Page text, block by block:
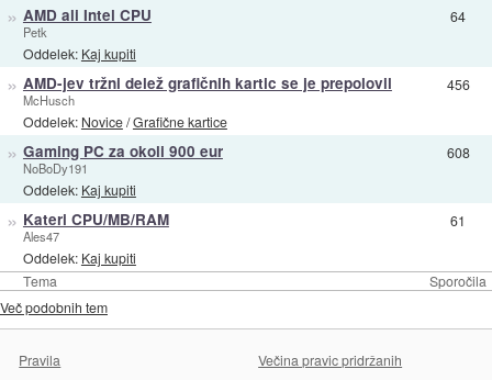
Tema Sporočila
» AMD ali Intel CPU
Petk
Oddelek: Kaj kupiti
64
» AMD-jev tržni delež grafičnih kartic se je prepolovil
McHusch
Oddelek: Novice/Grafične kartice
456
» Gaming PC za okoli 900 eur
NoBoDy191
Oddelek: Kaj kupiti
608
» Kateri CPU/MB/RAM
Ales47
Oddelek: Kaj kupiti
61
Več podobnih tem
Pravila Večina pravic pridržanih